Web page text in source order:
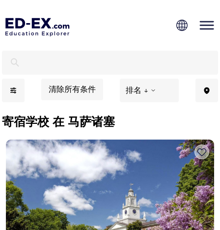
清除所有条件 排名 ↓
寄宿学校 在 马萨诸塞